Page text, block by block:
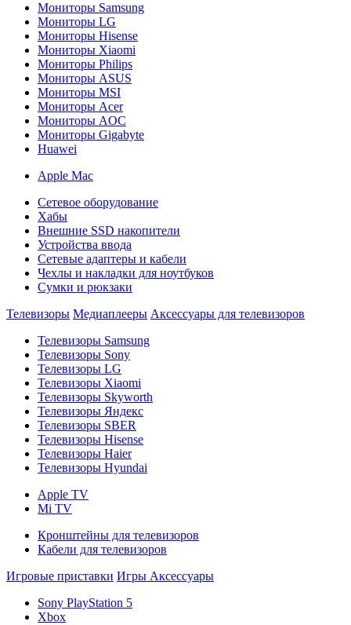
Мониторы Samsung
Мониторы LG
Мониторы Hisense
Мониторы Xiaomi
Мониторы Philips
Мониторы ASUS
Мониторы MSI
Мониторы Acer
Мониторы AOC
Мониторы Gigabyte
Huawei
Apple Mac
Сетевое оборудование
Хабы
Внешние SSD накопители
Устройства ввода
Сетевые адаптеры и кабели
Чехлы и накладки для ноутбуков
Сумки и рюкзаки
Телевизоры Медиаплееры Аксессуары для телевизоров
Телевизоры Samsung
Телевизоры Sony
Телевизоры LG
Телевизоры Xiaomi
Телевизоры Skyworth
Телевизоры Яндекс
Телевизоры SBER
Телевизоры Hisense
Телевизоры Haier
Телевизоры Hyundai
Apple TV
Mi TV
Кронштейны для телевизоров
Кабели для телевизоров
Игровые приставки Игры Аксессуары
Sony PlayStation 5
Xbox